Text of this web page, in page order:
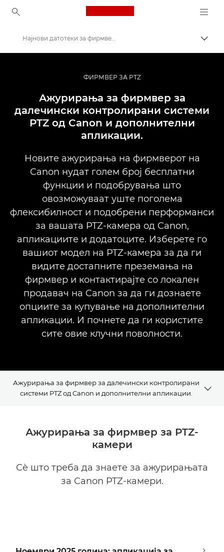
Canon Logo, back to
PTZ-камери и мрежни камери со далечинска контрола
Најнови датотеки за фирмвер за PTZ-камери од Canon
ФИРМВЕР ЗА PTZ
Ажурирања за фирмвер за
далечински контролирани системи
PTZ од Canon и дополнителни
апликации.
Новите ажурирања на фирмверот на
Canon нудат голем број бесплатни
функции и подобрувања што
овозможуваат уште поголема
флексибилност и подобрени перформанси
за вашата PTZ-камера од Canon,
апликациите и додатоците. Изберете го
вашиот модел на PTZ-камера за да ги
видите достапните преземања на
фирмвер и контактирајте со локален
продавач на Canon за да ги дознаете
опциите за купување на дополнителни
апликации. И почнете да ги користите
сите овие клучни поволности.
Ажурирања за фирмвер за далечински контролирани
системи PTZ од Canon и дополнителни апликации.
Студии за анализа со PTZ-камери
Ажурирања за фирмвер за PTZ-
камери
Сѐ што треба да знаете за ажурирањата
за Canon PTZ-камери.